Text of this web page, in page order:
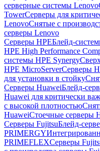
серверные системы Lenovo
TowerСерверы для
LenovoСнятые с
серверы Lenovo
Серверы HPEБлейд-
HPE High Performance
системы HPE Synergy
HPE MicroServerСерверы
для установки в стойку
Серверы HuaweiБлейд-
Huawei для критически
с высокой плотностью
HuaweiСтоечные серверы
Серверы FujitsuБлейд-
PRIMERGY
PRIMEFLEXСерверы